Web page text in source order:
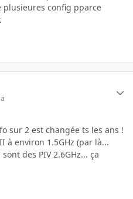
config pparce
sur 2 est changée ts les ans !
à environ 1.5GHz (par là...
des PIV 2.6GHz... ça